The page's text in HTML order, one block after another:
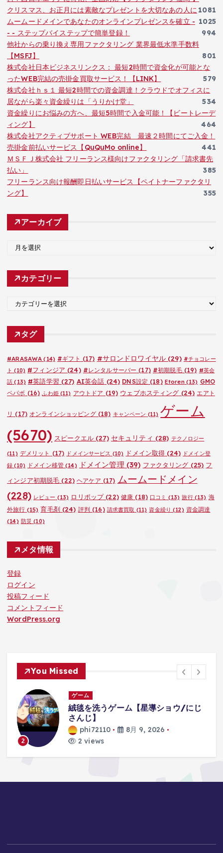
1081
クリスマス、お正月には素敵なプレゼントを大切なあの人に
1025
ムームードメインであなたのオンラインプレゼンスを確立 -
- - ステップバイステップで簡単登録！
994
他社からの乗り換え専用ファクタリング 業界最低水準手数料
【MSFJ】
801
株式会社日本ビジネスリンクス： 最短2時間で資金化が可能とな
ったWEB完結の売掛金買取サービス！【LINK】
579
株式会社ｈｓ１ 最短2時間での資金調達！クラウドでオフィスに
居ながら楽々資金繰りは「うりかけ堂」
534
資金繰りにお悩みの方へ、最短5時間で入金可能！【ビートレーデ
ィング】
464
株式会社アクティブサポート WEB完結 最速２時間にてご入金！
売掛金前払いサービス【QuQuMo online】
441
ＭＳＦＪ株式会社 フリーランス様向けファクタリング「請求書先
払い」
385
フリーランス向け報酬即日払いサービス【ペイトナーファクタリ
ング】
355
アーカイブ
カ
カテゴリー
ゴ
タグ
#ARASAWA (14) #ギフト (17) #サロンドロワイヤル(29) #チョコレー
ト (10) #フィンジア (24) #レンタルサーバー (17) #初期脱毛(19) #英会
話 (13) #英語学習 (27) AI英会話 (24) DNS設定 (18) Etoren(13) GMO
ペパボ (16) ふわ姫(11) アウトドア (19) ウェブホスティング (24) エアト
リ (17) オンラインショッピング(18) キャンペーン (11) ゲーム
(5670) スピークエル(27) セキュリティ (28) テクノロジー
(11) デメリット (17) ドメインサービス (10) ドメイン取得 (24) ドメイン登
録 (10) ドメイン移管(14) ドメイン管理 (39) ファクタリング (25) フ
ィンジア初期脱毛 (22) ヘアケア (17) ムームードメイン
(228) レビュー (13) ロリポップ(22) 健康 (18) 口コミ (13) 旅行(13) 海
外旅行 (15) 育毛剤(24) 評判 (16) 請求書買取 (11) 資金繰り (12) 資金調達
(14) 防災 (10)
メタ情報
登録
ログイン
投稿フィード
コメントフィード
WordPress.org
You Missed
ョウ/にじ
ドッキリ！よっちに内緒でよっ
himawari-CH